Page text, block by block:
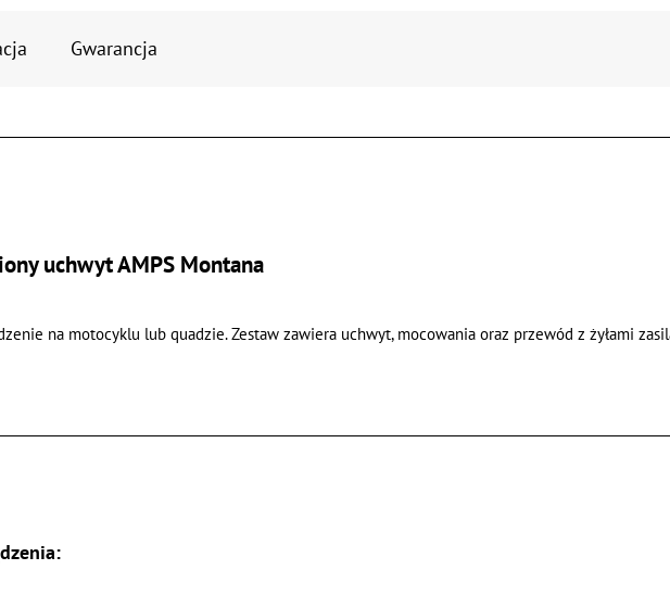
Gwarancja
uchwyt AMPS Montana
na motocyklu lub quadzie. Zestaw zawiera uchwyt, mocowania oraz przewód z żyłami